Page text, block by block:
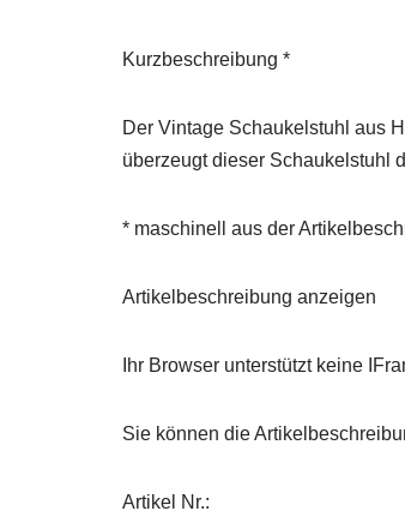
Kurzbeschreibung *
Der Vintage Schaukelstuhl aus
überzeugt dieser Schaukelstuhl
* maschinell aus der
Artikelbeschreibung anzeigen
Ihr Browser unterstützt keine
Sie können die
Artikel Nr.: